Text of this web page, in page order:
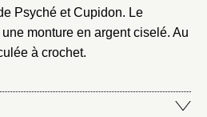
Psyché et Cupidon. Le
monture en argent ciselé. Au
à crochet.
?Créer un compte